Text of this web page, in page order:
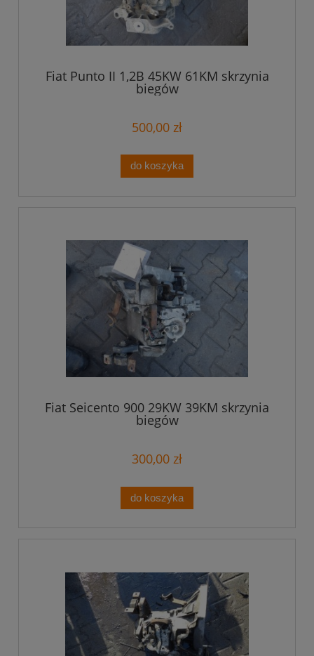
Fiat Punto II 1,2B 45KW 61KM skrzynia
biegów
500,00 zł
do koszyka
Fiat Seicento 900 29KW 39KM skrzynia
biegów
300,00 zł
do koszyka